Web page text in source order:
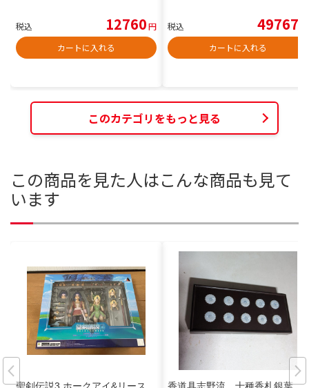
税込 12760円
カートに入れる
税込 49767
カートに入れる
このカテゴリをもっと見る
この商品を見た人はこんな商品も見て
います
聖剣伝説3 ホークアイ&リース
香道具志野流 十種香札銀葉